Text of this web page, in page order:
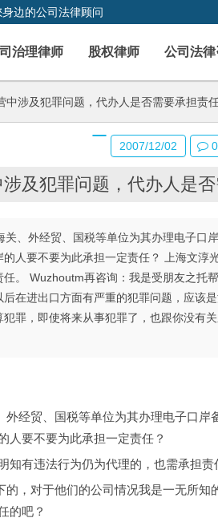
边的公司法律顾问
治理律师 股权律师 公司法
涉及犯罪问题，代办人是否需要承担责
及犯罪问题，代办人是否
、外经贸、国税等单位为其办理电子口
人要不要为此承担一定责任？ 上海文淳
。 Wuzhoutm再咨询：我是受朋友之托
在进出口方面有严重的犯罪问题，应该
罪，即使将来从事犯罪了，也跟你没有
经贸、国税等单位为其办理电子口岸
人要不要为此承担一定责任？
知有违法行为仍为代理的，也需承担责
，对于他们的公司情况我是一无所知
的吧？
2007/12/02 0